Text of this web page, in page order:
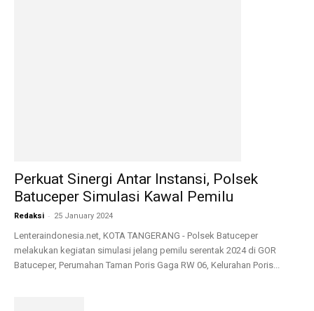
Perkuat Sinergi Antar Instansi, Polsek
Batuceper Simulasi Kawal Pemilu
Redaksi - 25 January 2024
Lenteraindonesia.net, KOTA TANGERANG - Polsek Batuceper
melakukan kegiatan simulasi jelang pemilu serentak 2024 di GOR
Batuceper, Perumahan Taman Poris Gaga RW 06, Kelurahan Poris...